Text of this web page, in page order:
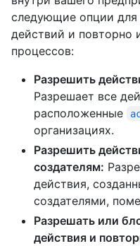
следующие опции для
действий и повторно
процессов:
Разрешить
Разрешает все
расположенные
организациях.
Разрешить
создателям:
действия,
создателями,
Разрешать или
действия и